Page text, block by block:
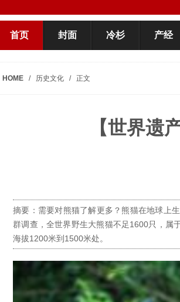
首页 封面 冷杉 产经
HOME / 历史文化 / 正文
【世界遗
摘要：需要对熊猫了解更多？熊猫在地球上
群调查，全世界野生大熊猫不足1600只，属
海拔1200米到1500米处。